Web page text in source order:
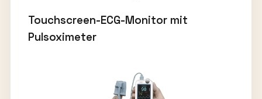
Touchscreen-ECG-Monitor mit
Pulsoximeter